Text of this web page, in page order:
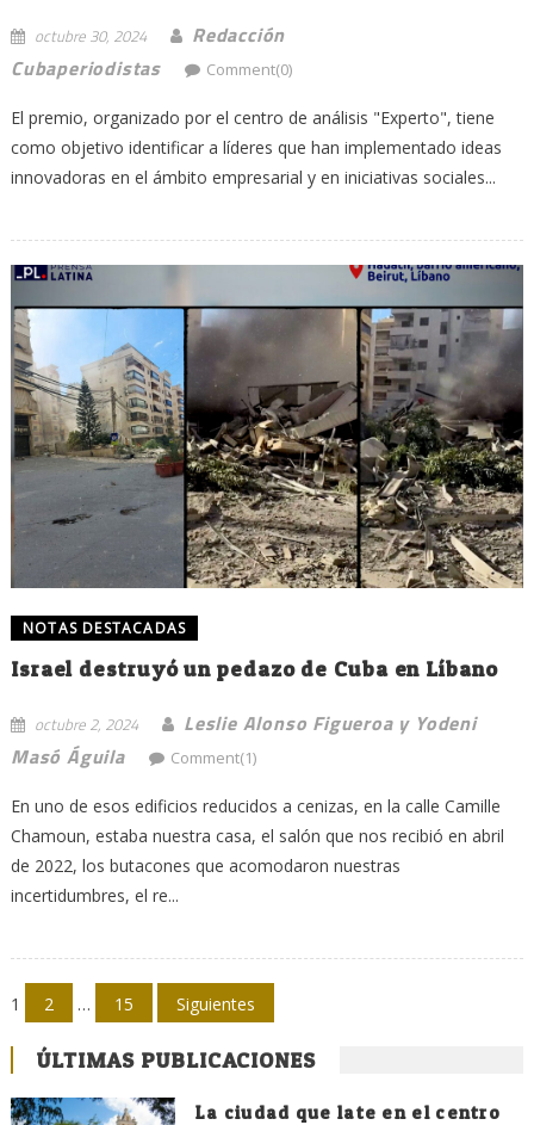
octubre 30, 2024
Redacción
Cubaperiodistas
Comment(0)
El premio, organizado por el centro de análisis "Experto", tiene
como objetivo identificar a líderes que han implementado ideas
innovadoras en el ámbito empresarial y en iniciativas sociales...
NOTAS DESTACADAS
Israel destruyó un pedazo de Cuba en Líbano
octubre 2, 2024
Leslie Alonso Figueroa y Yodeni
Masó Águila
Comment(1)
En uno de esos edificios reducidos a cenizas, en la calle Camille
Chamoun, estaba nuestra casa, el salón que nos recibió en abril
de 2022, los butacones que acomodaron nuestras
incertidumbres, el re...
Navegación
de
entradas
1 2 … 15 Siguientes
ÚLTIMAS PUBLICACIONES
La ciudad que late en el centro